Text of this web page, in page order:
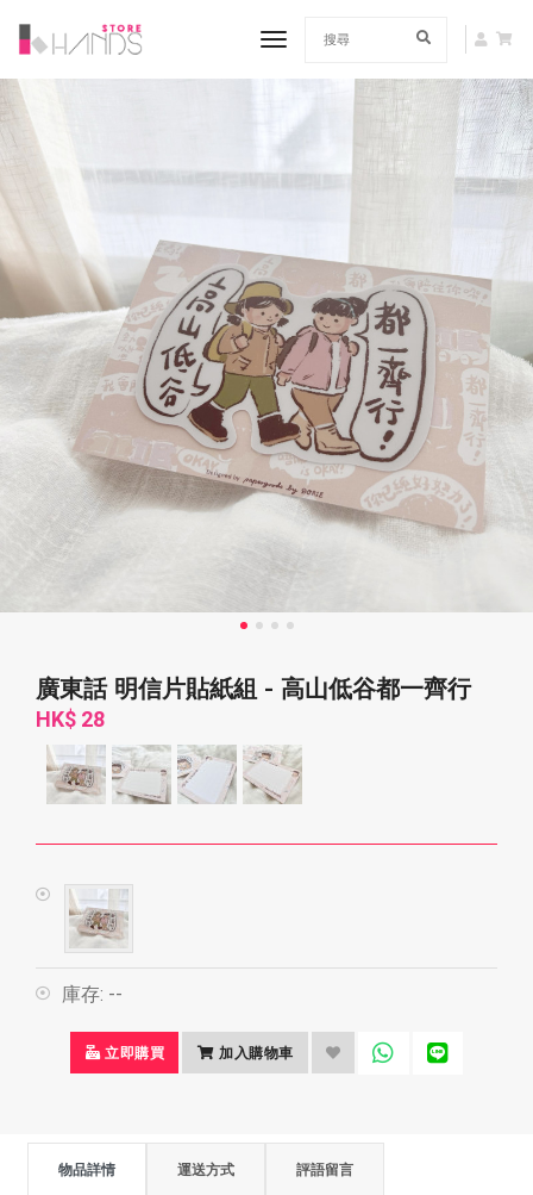
toggle navigation
廣東話 明信片貼紙組 - 高山低谷都一齊行
HK$ 28
庫存: --
立即購買 加入購物車
物品詳情 運送方式 評語留言